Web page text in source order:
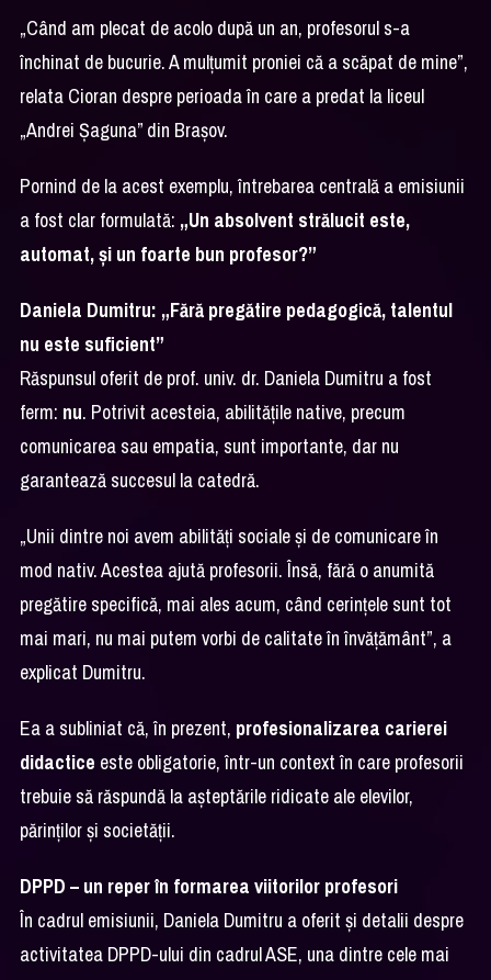
„Când am plecat de acolo după un an, profesorul s-a
închinat de bucurie. A mulțumit proniei că a scăpat de mine”,
relata Cioran despre perioada în care a predat la liceul
„Andrei Șaguna” din Brașov.
Pornind de la acest exemplu, întrebarea centrală a emisiunii
a fost clar formulată: „Un absolvent strălucit este,
automat, și un foarte bun profesor?”
Daniela Dumitru: „Fără pregătire pedagogică, talentul
nu este suficient”
Răspunsul oferit de prof. univ. dr. Daniela Dumitru a fost
ferm: nu. Potrivit acesteia, abilitățile native, precum
comunicarea sau empatia, sunt importante, dar nu
garantează succesul la catedră.
„Unii dintre noi avem abilități sociale și de comunicare în
mod nativ. Acestea ajută profesorii. Însă, fără o anumită
pregătire specifică, mai ales acum, când cerințele sunt tot
mai mari, nu mai putem vorbi de calitate în învățământ”, a
explicat Dumitru.
Ea a subliniat că, în prezent, profesionalizarea carierei
didactice este obligatorie, într-un context în care profesorii
trebuie să răspundă la așteptările ridicate ale elevilor,
părinților și societății.
DPPD – un reper în formarea viitorilor profesori
În cadrul emisiunii, Daniela Dumitru a oferit și detalii despre
activitatea DPPD-ului din cadrul ASE, una dintre cele mai